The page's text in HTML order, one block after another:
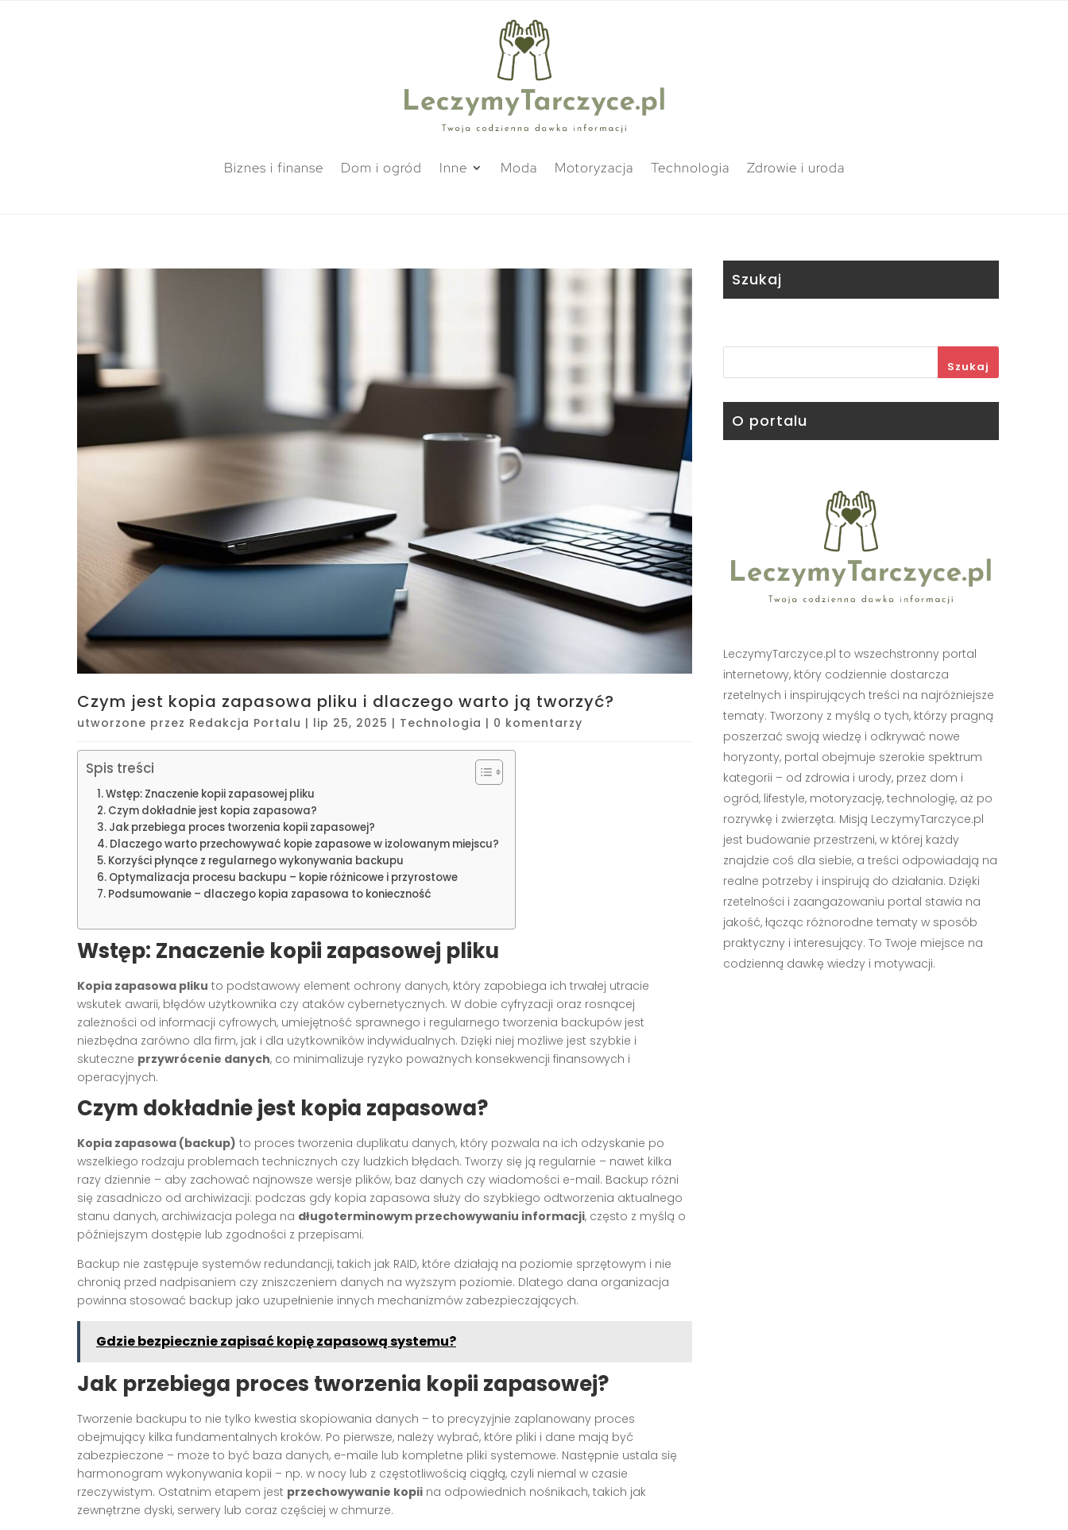
Biznes i finanse Dom i ogród Inne Moda Motoryzacja Technologia Zdrowie i uroda
Czym jest kopia zapasowa pliku i dlaczego warto ją tworzyć?
utworzone przez Redakcja Portalu | lip 25, 2025 | Technologia | 0 komentarzy
Spis treści
Wstęp: Znaczenie kopii zapasowej pliku
Czym dokładnie jest kopia zapasowa?
Jak przebiega proces tworzenia kopii zapasowej?
Dlaczego warto przechowywać kopie zapasowe w izolowanym miejscu?
Korzyści płynące z regularnego wykonywania backupu
Optymalizacja procesu backupu – kopie różnicowe i przyrostowe
Podsumowanie – dlaczego kopia zapasowa to konieczność
Wstęp: Znaczenie kopii zapasowej pliku
Kopia zapasowa pliku to podstawowy element ochrony danych, który zapobiega ich trwałej utracie
wskutek awarii, błędów użytkownika czy ataków cybernetycznych. W dobie cyfryzacji oraz rosnącej
zależności od informacji cyfrowych, umiejętność sprawnego i regularnego tworzenia backupów jest
niezbędna zarówno dla firm, jak i dla użytkowników indywidualnych. Dzięki niej możliwe jest szybkie i
skuteczne przywrócenie danych, co minimalizuje ryzyko poważnych konsekwencji finansowych i
operacyjnych.
Czym dokładnie jest kopia zapasowa?
Kopia zapasowa (backup) to proces tworzenia duplikatu danych, który pozwala na ich odzyskanie po
wszelkiego rodzaju problemach technicznych czy ludzkich błędach. Tworzy się ją regularnie – nawet kilka
razy dziennie – aby zachować najnowsze wersje plików, baz danych czy wiadomości e-mail. Backup różni
się zasadniczo od archiwizacji: podczas gdy kopia zapasowa służy do szybkiego odtworzenia aktualnego
stanu danych, archiwizacja polega na długoterminowym przechowywaniu informacji, często z myślą o
późniejszym dostępie lub zgodności z przepisami.
Backup nie zastępuje systemów redundancji, takich jak RAID, które działają na poziomie sprzętowym i nie
chronią przed nadpisaniem czy zniszczeniem danych na wyższym poziomie. Dlatego dana organizacja
powinna stosować backup jako uzupełnienie innych mechanizmów zabezpieczających.
Gdzie bezpiecznie zapisać kopię zapasową systemu?
Jak przebiega proces tworzenia kopii zapasowej?
Tworzenie backupu to nie tylko kwestia skopiowania danych – to precyzyjnie zaplanowany proces
obejmujący kilka fundamentalnych kroków. Po pierwsze, należy wybrać, które pliki i dane mają być
zabezpieczone – może to być baza danych, e-maile lub kompletne pliki systemowe. Następnie ustala się
harmonogram wykonywania kopii – np. w nocy lub z częstotliwością ciągłą, czyli niemal w czasie
rzeczywistym. Ostatnim etapem jest przechowywanie kopii na odpowiednich nośnikach, takich jak
zewnętrzne dyski, serwery lub coraz częściej w chmurze.
Szukaj
Szukaj
O portalu
LeczymyTarczyce.pl to wszechstronny portal
internetowy, który codziennie dostarcza
rzetelnych i inspirujących treści na najróżniejsze
tematy. Tworzony z myślą o tych, którzy pragną
poszerzać swoją wiedzę i odkrywać nowe
horyzonty, portal obejmuje szerokie spektrum
kategorii – od zdrowia i urody, przez dom i
ogród, lifestyle, motoryzację, technologię, aż po
rozrywkę i zwierzęta. Misją LeczymyTarczyce.pl
jest budowanie przestrzeni, w której każdy
znajdzie coś dla siebie, a treści odpowiadają na
realne potrzeby i inspirują do działania. Dzięki
rzetelności i zaangażowaniu portal stawia na
jakość, łącząc różnorodne tematy w sposób
praktyczny i interesujący. To Twoje miejsce na
codzienną dawkę wiedzy i motywacji.